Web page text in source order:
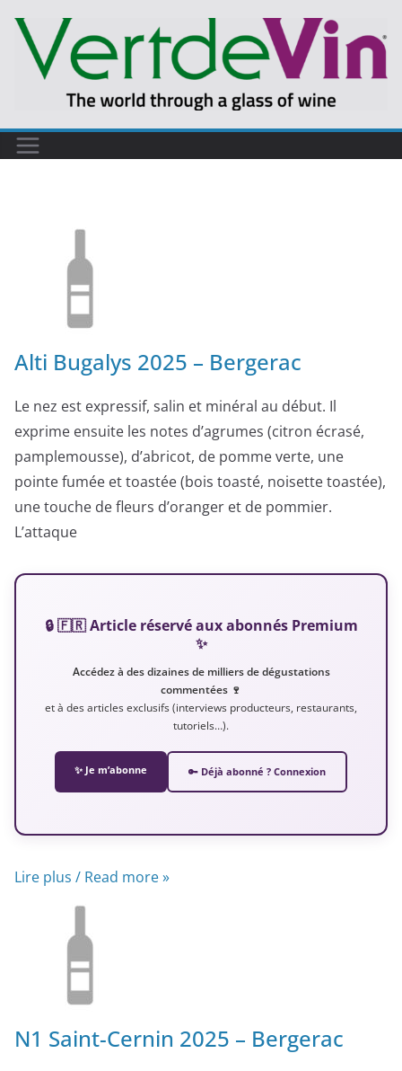
Alti Bugalys 2025 – Bergerac
Le nez est expressif, salin et minéral au début. Il
exprime ensuite les notes d’agrumes (citron écrasé,
pamplemousse), d’abricot, de pomme verte, une
pointe fumée et toastée (bois toasté, noisette toastée),
une touche de fleurs d’oranger et de pommier.
L’attaque
🔒 🇫🇷 Article réservé aux abonnés Premium
✨
Accédez à des dizaines de milliers de dégustations
commentées 🍷
et à des articles exclusifs (interviews producteurs, restaurants,
tutoriels…).
✨ Je m’abonne 🔑 Déjà abonné ? Connexion
Lire plus / Read more »
N1 Saint-Cernin 2025 – Bergerac